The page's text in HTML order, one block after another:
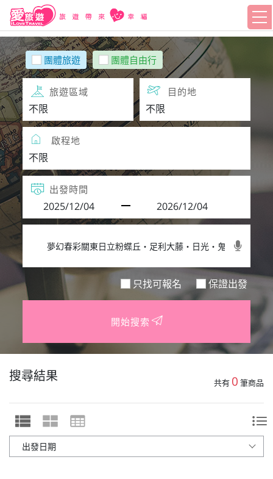
團體旅遊 團體自由行
旅遊區域 目的地
啟程地
出發時間
只找可報名 保證出發
開始搜索
搜尋結果 共有 0 筆商品